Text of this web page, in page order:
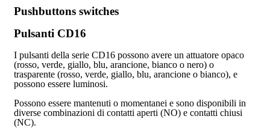
Pushbuttons switches
Pulsanti CD16
I pulsanti della serie CD16 possono avere un attuatore opaco
(rosso, verde, giallo, blu, arancione, bianco o nero) o
trasparente (rosso, verde, giallo, blu, arancione o bianco), e
possono essere luminosi.
Possono essere mantenuti o momentanei e sono disponibili in
diverse combinazioni di contatti aperti (NO) e contatti chiusi
(NC).